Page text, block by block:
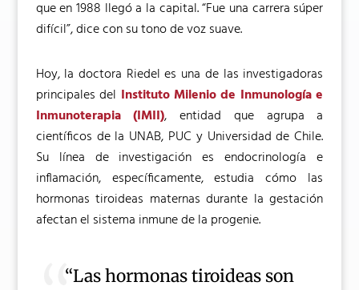
que en 1988 llegó a la capital. “Fue una carrera súper
difícil”, dice con su tono de voz suave.
Hoy, la doctora Riedel es una de las investigadoras
principales del Instituto Milenio de Inmunología e
Inmunoterapia (IMII), entidad que agrupa a
científicos de la UNAB, PUC y Universidad de Chile.
Su línea de investigación es endocrinología e
inflamación, específicamente, estudia cómo las
hormonas tiroideas maternas durante la gestación
afectan el sistema inmune de la progenie.
“Las hormonas tiroideas son